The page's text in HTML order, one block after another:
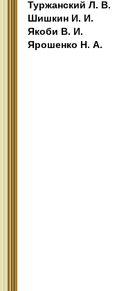
Туржанский Л. В.
Шишкин И. И.
Якоби В. И.
Ярошенко Н. А.